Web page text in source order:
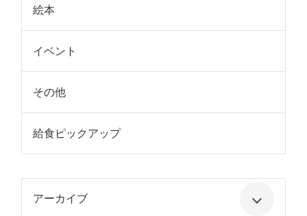
絵本
イベント
その他
給食ピックアップ
アーカイブ